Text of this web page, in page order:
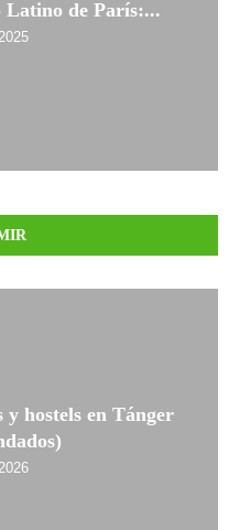
Latino de París:...
y hostels en Tánger